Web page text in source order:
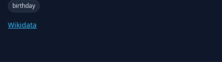
birthday
Wikidata